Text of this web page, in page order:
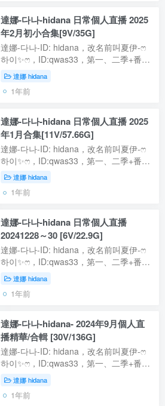
達娜-다나-hidana 日常個人直播 2025
年2月初小合集[9V/35G]
達娜-다나-ID: hidana，改名前叫夏伊-ෆ
하이✨ෆ，ID:qwas33，第一、二季+番外
都有參加的老人。至從摘了口罩，美的一
發不可收拾，尤其那個屁股，喜歡肥臀的
朋友可以看看 【資源型別】：自錄影片...
達娜 hidana
1年前
達娜-다나-hidana 日常個人直播 2025
年1月合集[11V/57.66G]
達娜-다나-ID: hidana，改名前叫夏伊-ෆ
하이✨ෆ，ID:qwas33，第一、二季+番外
都有參加的老人。至從摘了口罩，美的一
發不可收拾，尤其那個屁股，喜歡肥臀的
朋友可以看看 【資源型別】：自錄影片...
達娜 hidana
1年前
達娜-다나-hidana 日常個人直播
20241228～30 [6V/22.9G]
達娜-다나-ID: hidana，改名前叫夏伊-ෆ
하이✨ෆ，ID:qwas33，第一、二季+番外
都有參加的老人，有點像江疏影，第二季
摘下的口罩番外篇又重新帶了上去。
【資源型別】：自錄影片【是否有碼】：
達娜 hidana
1年前
達娜-다나-hidana- 2024年9月個人直
播精華/合輯 [30V/136G]
達娜-다나-ID: hidana，改名前叫夏伊-ෆ
하이✨ෆ，ID:qwas33，第一、二季+番外
都有參加的老人，第二季摘下的口罩番外
篇又重新帶了上去。本期夏伊摘下口罩後
堪稱露臉後最美的一期，除了肥臀，其...
達娜 hidana
1年前